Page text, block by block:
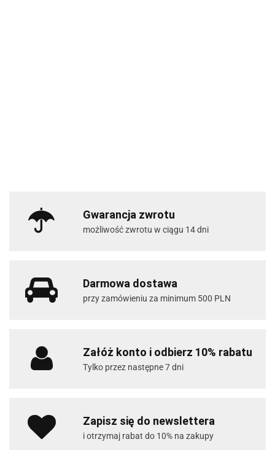
Gwarancja zwrotu
możliwość zwrotu w ciągu 14 dni
Darmowa dostawa
przy zamówieniu za minimum 500 PLN
Załóż konto i odbierz 10% rabatu
Tylko przez następne 7 dni
Zapisz się do newslettera
i otrzymaj rabat do 10% na zakupy